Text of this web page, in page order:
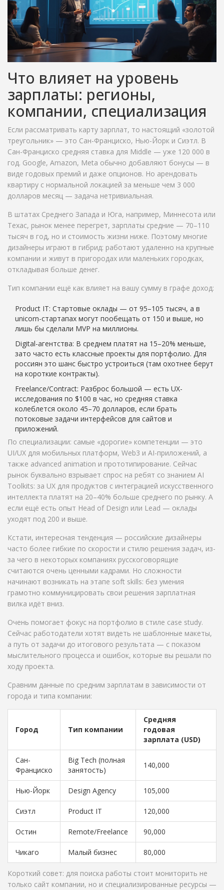
Что влияет на уровень
зарплаты: регионы,
компании, специализация
Если рассматривать карту зарплат, то настоящий «золотой
треугольник» — это Сан-Франциско, Нью-Йорк и Сиэтл. В
Сан-Франциско средняя ставка для Middle — уже 120 000 в
год. Google, Amazon, Meta обычно добавляют бонусы — в
виде годовых премий и даже опционов. Но арендовать
квартиру с нормальной локацией за меньше чем 3 000
долларов месяц — задача нетривиальная.
В штатах Среднего Запада и Юга, например, Миннесота или
Техас, рынок менее перегрет, зарплаты средние — 70–110
тысяч в год, но и стоимость жизни ниже. Поэтому многие
дизайнеры играют в гибрид: работают удаленно на крупные
компании и живут в пригородах или маленьких городках,
откладывая больше денег.
Тип компании ещё как влияет на вашу сумму в графе доход:
Product IT: Стартовые оклады — от 95–105 тысяч, а в
unicorn-стартапах могут пообещать от 150 и выше, но
лишь бы сделали MVP на миллионы.
Digital-агентства: В среднем платят на 15–20% меньше,
зато часто есть классные проекты для портфолио. Для
россиян это шанс быстро устроиться (там охотнее берут
на короткие контракты).
Freelance/Contract: Разброс большой — есть UX-
исследования по $100 в час, но средняя ставка
колеблется около 45–70 долларов, если брать
потоковые задачи интерфейсов для сайтов и
приложений.
По специализации: самые «дорогие» компетенции — это
UI/UX для мобильных платформ, Web3 и AI-приложений, а
также advanced animation и прототипирование. Сейчас
рынок буквально взрывает спрос на ребят со знанием AI
Toolkits: за UX для продуктов с интеграцией искусственного
интеллекта платят на 20–40% больше среднего по рынку. А
если ещё есть опыт Head of Design или Lead — оклады
уходят под 200 и выше.
Кстати, интересная тенденция — российские дизайнеры
часто более гибкие по скорости и стилю решения задач, из-
за чего в некоторых компаниях русскоговорящие
считаются очень ценными кадрами. Но сложности
начинают возникать на этапе soft skills: без умения
грамотно коммуницировать свои решения зарплатная
вилка идёт вниз.
Очень помогает фокус на портфолио в стиле case study.
Сейчас работодатели хотят видеть не шаблонные макеты,
а путь от задачи до итогового результата — с показом
мыслительного процесса и ошибок, которые вы решали по
ходу проекта.
Сравним данные по средним зарплатам в зависимости от
города и типа компании:
Город Тип компании
Средняя
годовая
зарплата (USD)
Сан-
Франциско
Big Tech (полная
занятость)
140,000
Нью-Йорк Design Agency 105,000
Сиэтл Product IT 120,000
Остин Remote/Freelance 90,000
Чикаго Малый бизнес 80,000
Короткий совет: для поиска работы стоит мониторить не
только сайт компании, но и специализированные ресурсы —